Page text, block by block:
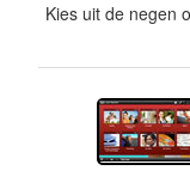
Kies uit de negen